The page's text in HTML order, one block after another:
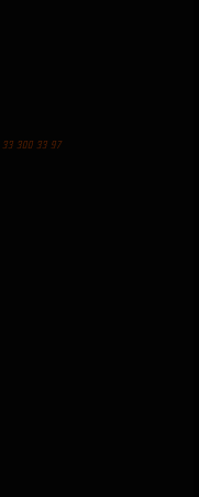
33 300 33 97